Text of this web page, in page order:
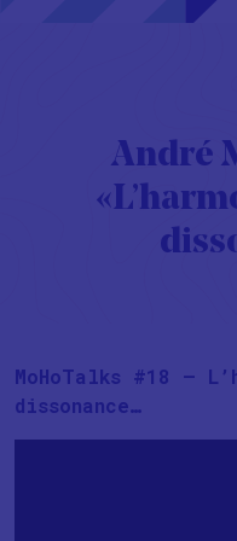
André
«
MoHoTalks #18 –
dissonance…